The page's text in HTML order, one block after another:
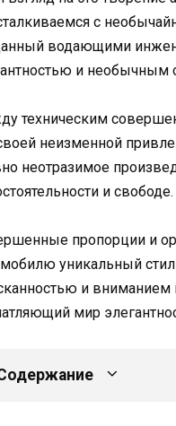
с
водающими
и необычным
техническим
неизменной
неотразимое
и свободе.
пропорции и
уникальный
и вниманием
мир